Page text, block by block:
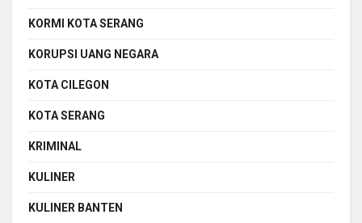
KORMI KOTA SERANG
KORUPSI UANG NEGARA
KOTA CILEGON
KOTA SERANG
KRIMINAL
KULINER
KULINER BANTEN